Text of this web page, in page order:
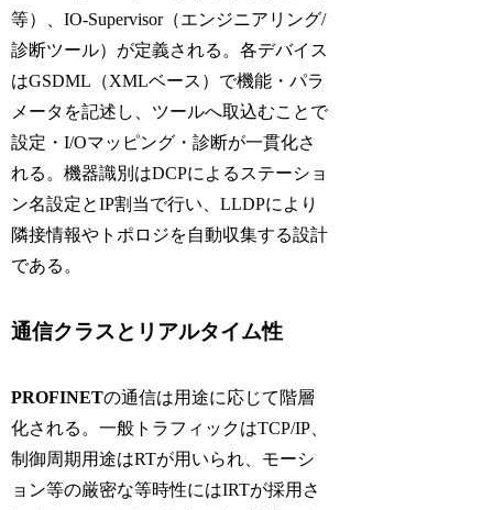
等）、IO-Supervisor（エンジニアリング/
診断ツール）が定義される。各デバイス
はGSDML （XMLベース）で機能・パラ
メータを記述し、ツールへ取込むことで
設定・I/Oマッピング・診断が一貫化さ
れる。機器識別はDCPによるステーショ
ン名設定とIP割当で行い、LLDPにより
隣接情報やトポロジを自動収集する設計
である。
通信クラスとリアルタイム性
PROFINETの通信は用途に応じて階層
化される。一般トラフィックはTCP/IP、
制御周期用途はRTが用いられ、モーシ
ョン等の厳密な等時性にはIRTが採用さ